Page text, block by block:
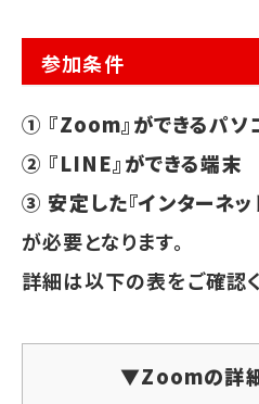
参加条件
① 『Zoom』ができるパソ
② 『LINE』ができる端末
③ 安定した『インターネッ
が必要となります。
詳細は以下の表をご確認
▼Zoomの詳